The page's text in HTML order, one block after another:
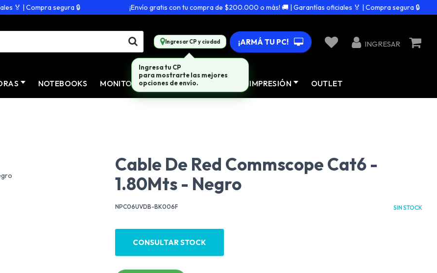
| Compra segura 🔒 ¡Envío gratis con tu compra de $200.000 o más! 🚚 | Garantías oficiales 🏅 | Compra segura 🔒
Ingresar CP y ciudad ¡ARMÁ TU PC! INGRESAR
NOTEBOOKS MONITORES CONECTIVIDAD IMPRESIÓN OUTLET
Cable De Red Commscope Cat6 -
1.80Mts - Negro
NPC06UVDB-BK006F SIN STOCK
CONSULTAR STOCK
Ingresa tu CP
para mostrarte las mejores
opciones de envío.